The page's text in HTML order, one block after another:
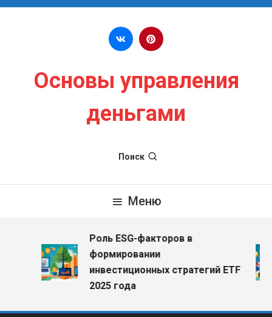
Перейти к содержимому
Основы управления
деньгами
Поиск
Меню
Роль ESG-факторов в
формировании
инвестиционных стратегий ETF
2025 года